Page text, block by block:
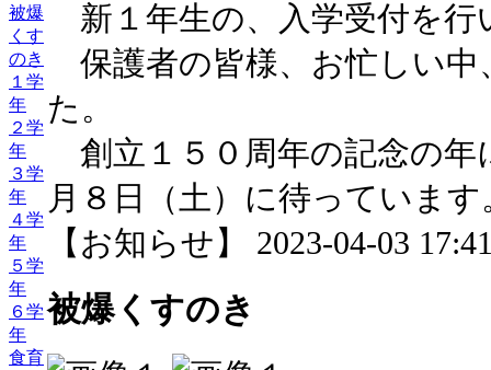
被爆
くす
のき
１学
年
２学
年
３学
年
４学
年
５学
年
６学
年
食育
新１年生の、入学受付を行
保護者の皆様、お忙しい中
た。
創立１５０周年の記念の年
月８日（土）に待っています
【お知らせ】 2023-04-03
被爆くすのき